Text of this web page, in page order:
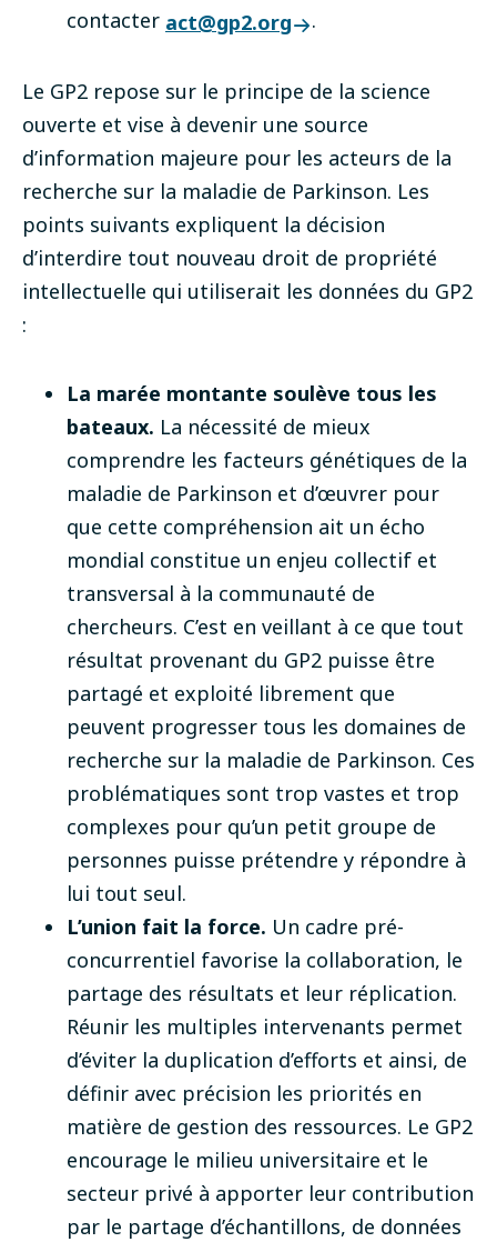
contacter act@gp2.org .
Le GP2 repose sur le principe de la science
ouverte et vise à devenir une source
d’information majeure pour les acteurs de la
recherche sur la maladie de Parkinson. Les
points suivants expliquent la décision
d’interdire tout nouveau droit de propriété
intellectuelle qui utiliserait les données du GP2
:
La marée montante soulève tous les
bateaux. La nécessité de mieux
comprendre les facteurs génétiques de la
maladie de Parkinson et d’œuvrer pour
que cette compréhension ait un écho
mondial constitue un enjeu collectif et
transversal à la communauté de
chercheurs. C’est en veillant à ce que tout
résultat provenant du GP2 puisse être
partagé et exploité librement que
peuvent progresser tous les domaines de
recherche sur la maladie de Parkinson. Ces
problématiques sont trop vastes et trop
complexes pour qu’un petit groupe de
personnes puisse prétendre y répondre à
lui tout seul.
L’union fait la force. Un cadre pré-
concurrentiel favorise la collaboration, le
partage des résultats et leur réplication.
Réunir les multiples intervenants permet
d’éviter la duplication d’efforts et ainsi, de
définir avec précision les priorités en
matière de gestion des ressources. Le GP2
encourage le milieu universitaire et le
secteur privé à apporter leur contribution
par le partage d’échantillons, de données